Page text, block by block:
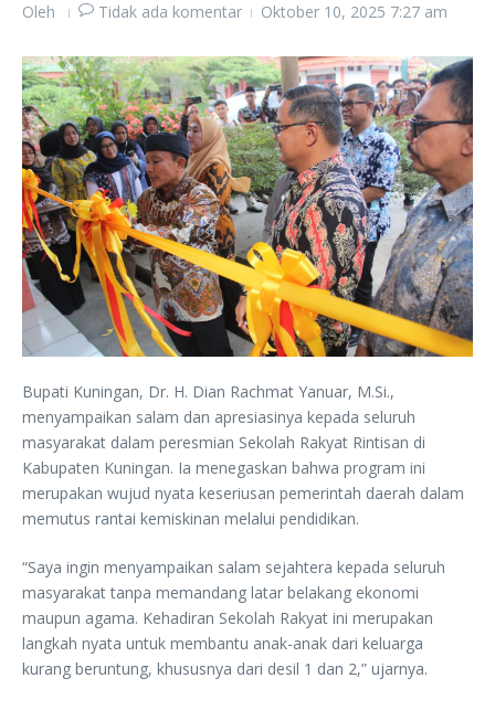
Oleh Tidak ada komentar Oktober 10, 2025 7:27 am
Bupati Kuningan, Dr. H. Dian Rachmat Yanuar, M.Si.,
menyampaikan salam dan apresiasinya kepada seluruh
masyarakat dalam peresmian Sekolah Rakyat Rintisan di
Kabupaten Kuningan. Ia menegaskan bahwa program ini
merupakan wujud nyata keseriusan pemerintah daerah dalam
memutus rantai kemiskinan melalui pendidikan.
“Saya ingin menyampaikan salam sejahtera kepada seluruh
masyarakat tanpa memandang latar belakang ekonomi
maupun agama. Kehadiran Sekolah Rakyat ini merupakan
langkah nyata untuk membantu anak-anak dari keluarga
kurang beruntung, khususnya dari desil 1 dan 2,” ujarnya.